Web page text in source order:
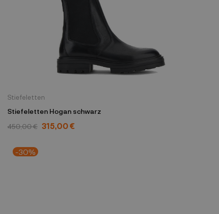
Stiefeletten
Stiefeletten Hogan schwarz
450,00 € 315,00 €
-30%